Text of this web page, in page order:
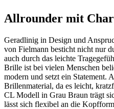
Allrounder mit
Geradlinig in Design und
von Fielmann besticht nicht nur
auch durch das leichte
Brille ist bei vielen Menschen
modern und setzt ein Statement.
Brillenmaterial, da es leicht,
CL Modell in Grau Braun trägt
lässt sich flexibel an die Kopfform